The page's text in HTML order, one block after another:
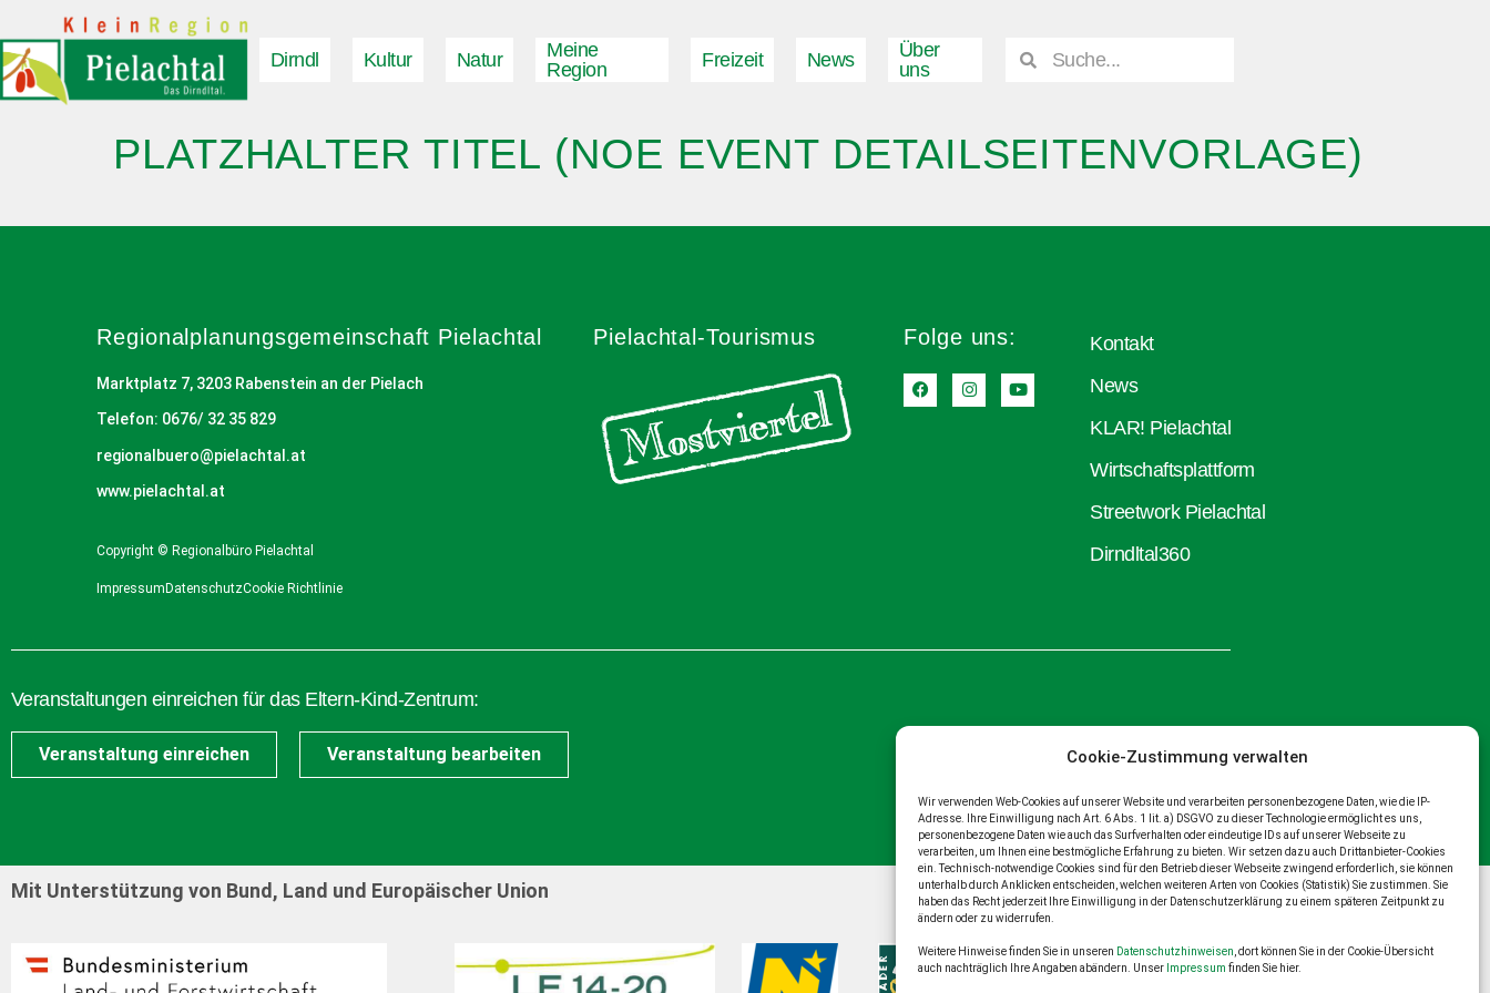
Cookie-Zustimmung verwalten
Wir verwenden Web-Cookies auf unserer Website und verarbeiten personenbezogene Daten, wie die IP-
Adresse. Ihre Einwilligung nach Art. 6 Abs. 1 lit. a) DSGVO zu dieser Technologie ermöglicht es uns,
personenbezogene Daten wie auch das Surfverhalten oder eindeutige IDs auf unserer Webseite zu
verarbeiten, um Ihnen eine bestmögliche Erfahrung zu bieten. Wir setzen dazu auch Drittanbieter-Cookies
ein. Technisch-notwendige Cookies sind für den Betrieb dieser Webseite zwingend erforderlich, sie können
unterhalb durch Anklicken entscheiden, welchen weiteren Arten von Cookies (Statistik) Sie zustimmen. Sie
haben das Recht jederzeit Ihre Einwilligung in der Datenschutzerklärung zu einem späteren Zeitpunkt zu
ändern oder zu widerrufen.
Weitere Hinweise finden Sie in unseren Datenschutzhinweisen , dort können Sie in der Cookie-Übersicht
auch nachträglich Ihre Angaben abändern. Unser Impressum finden Sie hier.
Dirndl Kultur Natur
Meine
Region
Freizeit News
Über
uns
PLATZHALTER TITEL (NOE EVENT DETAILSEITENVORLAGE)
Regionalplanungs­gemeinschaft Pielachtal
Marktplatz 7, 3203 Rabenstein an der Pielach
Telefon: 0676/ 32 35 829
regionalbuero@pielachtal.at
www.pielachtal.at
Copyright © Regionalbüro Pielachtal
Impressum DatenschutzCookie Richtlinie
Pielachtal-Tourismus Folge uns:
Kontakt
News
KLAR! Pielachtal
Wirtschaftsplattform
Streetwork Pielachtal
Dirndltal360
Veranstaltungen einreichen für das Eltern-Kind-Zentrum:
Veranstaltung einreichen Veranstaltung bearbeiten
Mit Unterstützung von Bund, Land und Europäischer Union